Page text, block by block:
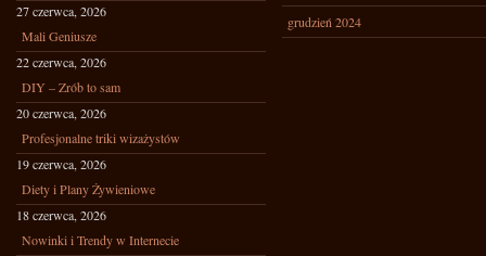
27 czerwca, 2026
Mali Geniusze
22 czerwca, 2026
DIY – Zrób to sam
20 czerwca, 2026
Profesjonalne triki wizażystów
19 czerwca, 2026
Diety i Plany Żywieniowe
18 czerwca, 2026
Nowinki i Trendy w Internecie
grudzień 2024